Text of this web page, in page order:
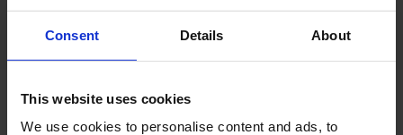
Consent Details About
This website uses cookies
We use cookies to personalise content and ads, to
Ag